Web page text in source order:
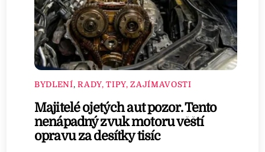
BYDLENÍ,RADY, TIPY, ZAJÍMAVOSTI
Majitelé ojetých aut pozor. Tento
nenápadný zvuk motoru věští
opravu za desítky tisíc